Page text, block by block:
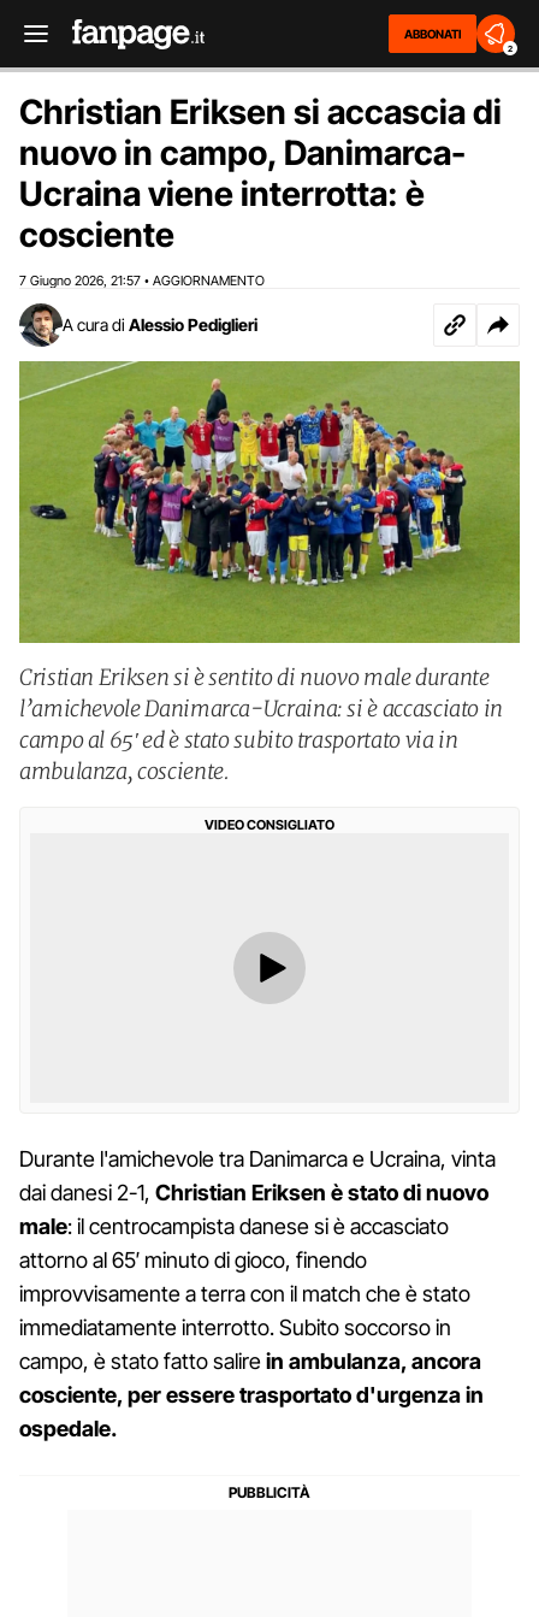
ABBONATI
2
Christian Eriksen si accascia di
nuovo in campo, Danimarca-
Ucraina viene interrotta: è
cosciente
7 Giugno 2026 21:57 • AGGIORNAMENTO
A cura di Alessio Pediglieri
Cristian Eriksen si è sentito di nuovo male durante
l’amichevole Danimarca-Ucraina: si è accasciato in
campo al 65′ ed è stato subito trasportato via in
ambulanza, cosciente.
VIDEO CONSIGLIATO
Durante l'amichevole tra Danimarca e Ucraina, vinta
dai danesi 2-1, Christian Eriksen è stato di nuovo
male: il centrocampista danese si è accasciato
attorno al 65′ minuto di gioco, finendo
improvvisamente a terra con il match che è stato
immediatamente interrotto. Subito soccorso in
campo, è stato fatto salirein ambulanza, ancora
cosciente, per essere trasportato d'urgenza in
ospedale.